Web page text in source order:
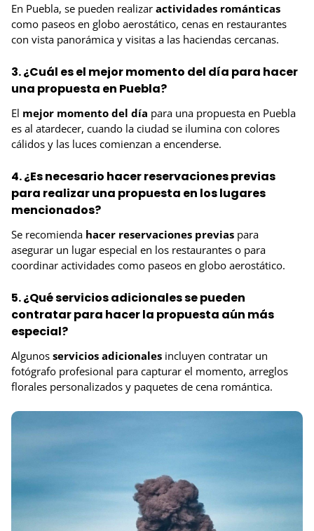
En Puebla, se pueden realizar actividades románticas
como paseos en globo aerostático, cenas en restaurantes
con vista panorámica y visitas a las haciendas cercanas.
3. ¿Cuál es el mejor momento del día para hacer
una propuesta en Puebla?
El mejor momento del día para una propuesta en Puebla
es al atardecer, cuando la ciudad se ilumina con colores
cálidos y las luces comienzan a encenderse.
4. ¿Es necesario hacer reservaciones previas
para realizar una propuesta en los lugares
mencionados?
Se recomienda hacer reservaciones previas para
asegurar un lugar especial en los restaurantes o para
coordinar actividades como paseos en globo aerostático.
5. ¿Qué servicios adicionales se pueden
contratar para hacer la propuesta aún más
especial?
Algunos servicios adicionales incluyen contratar un
fotógrafo profesional para capturar el momento, arreglos
florales personalizados y paquetes de cena romántica.